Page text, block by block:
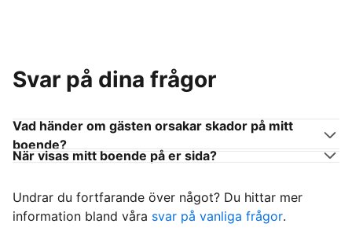
Svar på dina frågor
Vad händer om gästen orsakar skador på mitt
boende?
När visas mitt boende på er sida?
Undrar du fortfarande över något? Du hittar mer
information bland våra svar på vanliga frågor.